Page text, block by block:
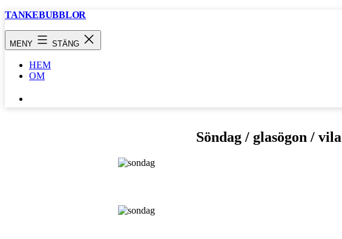
Hoppa
TANKEBUBBLOR
MENY STÄNG
HEM
OM
…
Söndag / glasögon / vila